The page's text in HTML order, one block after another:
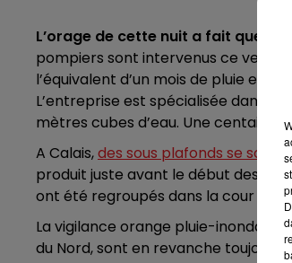
7h00 - 10h00
DEBOUT C'EST
L’orage de cette nuit a fait
pompiers sont intervenus ce
l’équivalent d’un mois de pluie en
L’entreprise est spécialisée dans la
mètres cubes d’eau. Une centaine
A Calais,des sous plafonds se sont
produit juste avant le début des
ont été regroupés dans la cour de
La vigilance orange pluie-
du Nord, sont en revanche toujours